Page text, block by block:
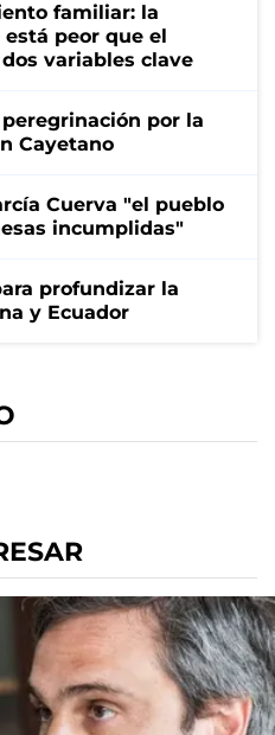
familiar: la
peor que el
variables clave
por la
Cayetano
Cuerva "el pueblo
incumplidas"
profundizar la
y Ecuador